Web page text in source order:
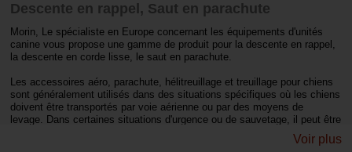
Descente en rappel, Saut en parachute
Morin, Le spécialiste en Europe concernant les équipements d'unités
canine vous propose une gamme de produit pour la descente en rappel,
la descente en corde lisse, le saut en parachute.
Les accessoires aéro, parachute, hélitreuillage et treuillage pour chiens
sont généralement utilisés dans des situations spécifiques où les chiens
doivent être transportés par voie aérienne ou par des moyens de
levage. Dans certaines situations d'urgence ou de sauvetage, il peut être
nécessaire de transporter un chien par hélitreuillage ou treuillage. Pour
cela, des harnais spécifiques sont utilisés, permettant d'attacherVoir plus